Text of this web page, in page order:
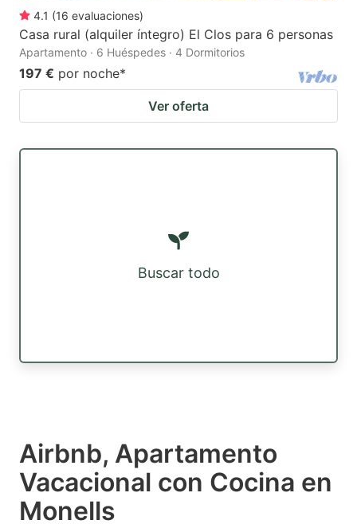
4.1 (16 evaluaciones)
Casa rural (alquiler íntegro) El Clos para 6 personas
Apartamento · 6 Huéspedes · 4 Dormitorios
197 € por noche*
Ver oferta
Buscar todo
Airbnb, Apartamento
Vacacional con Cocina en
Monells